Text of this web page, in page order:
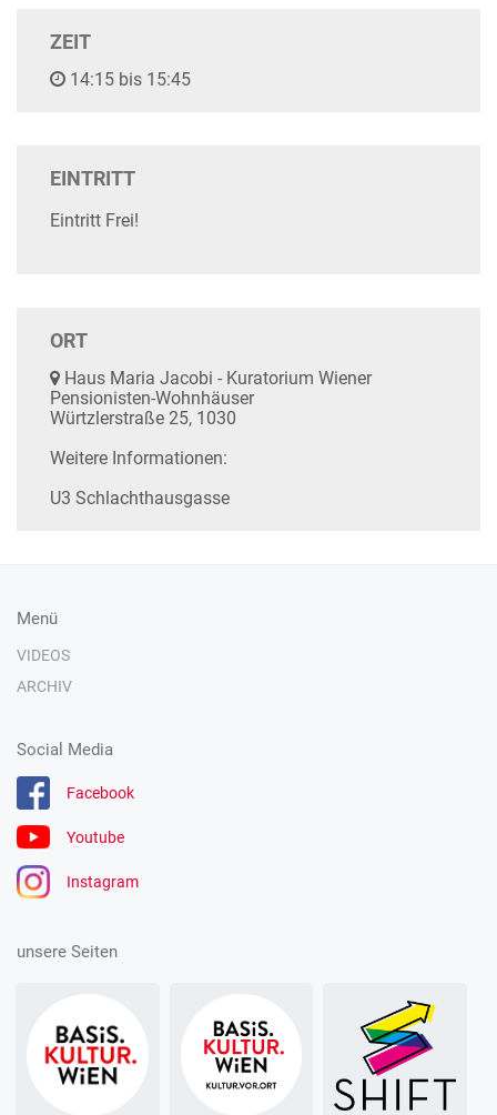
ZEIT
14:15 bis 15:45
EINTRITT
Eintritt Frei!
ORT
Haus Maria Jacobi - Kuratorium Wiener
Pensionisten-Wohnhäuser
Würtzlerstraße 25, 1030
Weitere Informationen:
U3 Schlachthausgasse
Menü
VIDEOS
ARCHIV
Social Media
Facebook
Youtube
Instagram
unsere Seiten